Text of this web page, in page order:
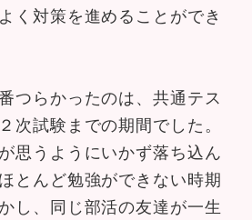
く対策を進めることができ
つらかったのは、共通テス
次試験までの期間でした。
思うようにいかず落ち込ん
とんど勉強ができない時期
し、同じ部活の友達が一生